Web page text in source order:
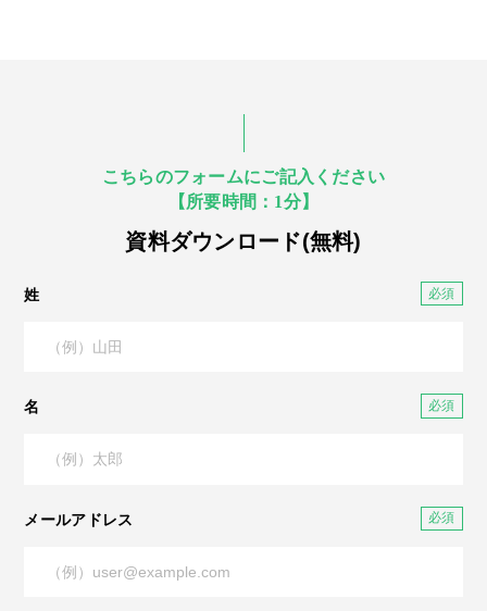
こちらのフォームにご記入ください
【所要時間：1分】
資料ダウンロード(無料)
姓
名
メールアドレス